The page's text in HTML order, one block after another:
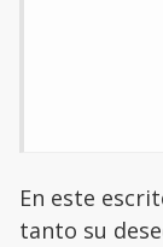
En este
tanto su